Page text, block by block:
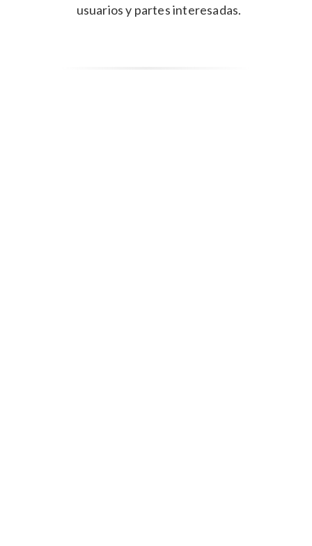
usuarios y partes interesadas.